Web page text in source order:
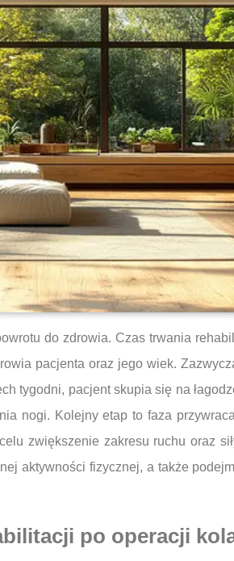
do zdrowia. Czas trwania
pacjenta oraz jego wiek.
tygodni, pacjent skupia się na
nogi. Kolejny etap to faza
zwiększenie zakresu ruchu oraz
aktywności fizycznej, a także
po operacji